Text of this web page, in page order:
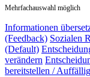
Mehrfachauswahl möglich
Informationen
(Feedback) Sozialen
(Default)
verändern
bereitstellen /